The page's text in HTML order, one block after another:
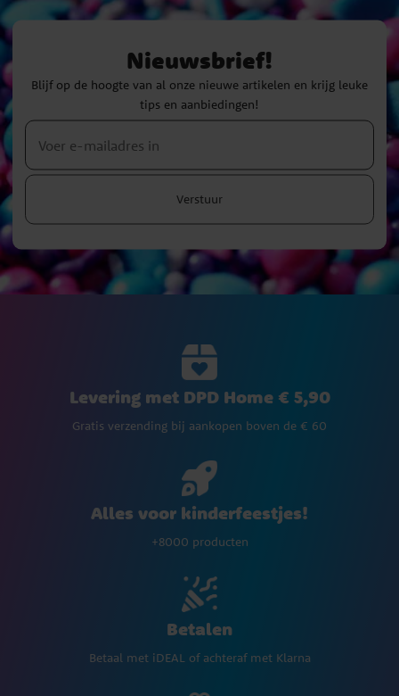
Nieuwsbrief!
Blijf op de hoogte van al onze nieuwe artikelen en krijg leuke
tips en aanbiedingen!
Verstuur
Levering met DPD Home € 5,90
Gratis verzending bij aankopen boven de € 60
Alles voor kinderfeestjes!
+8000 producten
Betalen
Betaal met iDEAL of achteraf met Klarna